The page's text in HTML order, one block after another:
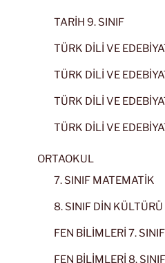
TARİH 9. SINIF
TÜRK DİLİ VE
TÜRK DİLİ VE
TÜRK DİLİ VE
TÜRK DİLİ VE
ORTAOKUL
7. SINIF MATEMATİK
8. SINIF DİN
FEN BİLİMLERİ 7. SINIF
FEN BİLİMLERİ 8. SINIF